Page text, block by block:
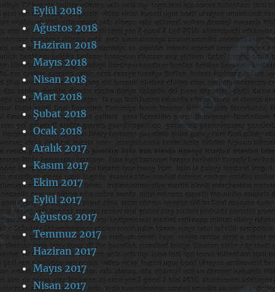
Eylül 2018
Ağustos 2018
Haziran 2018
Mayıs 2018
Nisan 2018
Mart 2018
Şubat 2018
Ocak 2018
Aralık 2017
Kasım 2017
Ekim 2017
Eylül 2017
Ağustos 2017
Temmuz 2017
Haziran 2017
Mayıs 2017
Nisan 2017